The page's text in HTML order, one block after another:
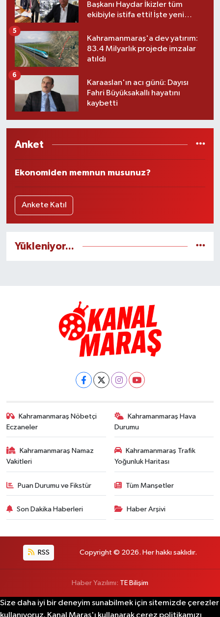
Başkanı Haydar İkizler tüm
ekibiyle istifa etti! İşte yeni
Kahramanmaraş'a dev yatırım:
83.4 Milyarlık projede imzalar
atıldı
5
Karaaslan'ın acı günü: Dayısı
Fahri Büyüksakallı hayatını
kaybetti
6
Anket
Ekonomiden memnun musunuz?
Ankete Katıl
Yükleniyor...
Kahramanmaraş Nöbetçi
Eczaneler
Kahramanmaraş Hava
Durumu
Kahramanmaraş Namaz
Vakitleri
Kahramanmaraş Trafik
Yoğunluk Haritası
Puan Durumu ve Fikstür Tüm Manşetler
Son Dakika Haberleri Haber Arşivi
RSS Copyright © 2026. Her hakkı saklıdır.
Haber Yazılımı: TE Bilişim
Size daha iyi bir deneyim sunabilmek için sitemizde çerezler